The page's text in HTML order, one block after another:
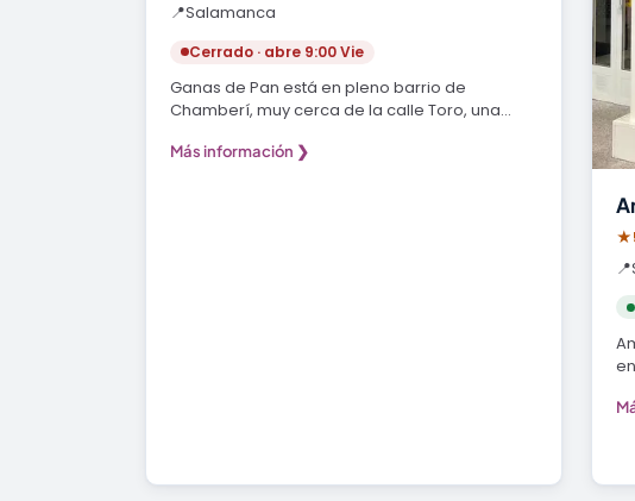
📍Salamanca
Cerrado · abre 9:00 Vie
Ganas de Pan está en pleno barrio de
Chamberí, muy cerca de la calle Toro, una
Más información ❯
★
📍